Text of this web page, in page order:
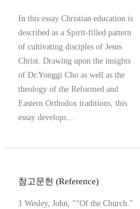
In this essay Christian education is
described as a Spirit-filled pattern
of cultivating disciples of Jesus
Christ. Drawing upon the insights
of Dr.Yonggi Cho as well as the
theology of the Reformed and
Eastern Orthodox traditions, this
essay develops...
참고문헌 (Reference)
1 Wesley, John, "“Of the Church.”